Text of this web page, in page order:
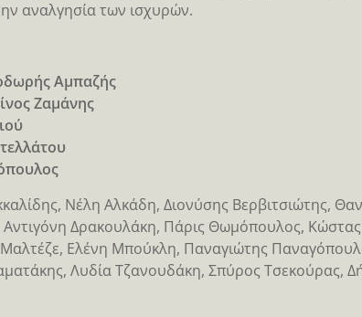
αναλγησία των ισχυρών.
Αμπαζής
Ζαμάνης
Νέλη Αλκάδη, Διονύσης Βερβιτσιώτης,
Αντιγόνη Δρακουλάκη, Πάρις Θωμόπουλος,
Ελένη Μπούκλη, Παναγιώτης
Λυδία Τζανουδάκη, Σπύρος Τσεκούρας,